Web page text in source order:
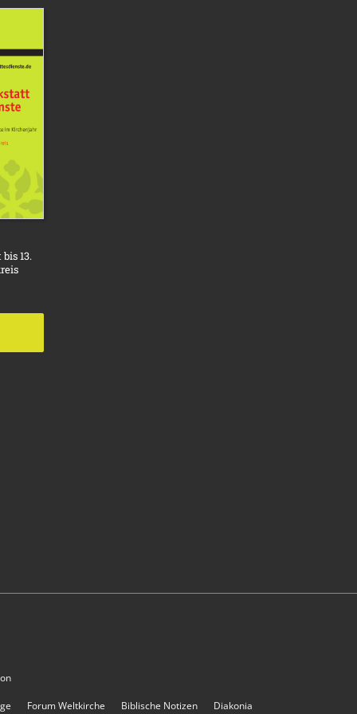
13.
Forum Weltkirche Biblische Notizen Diakonia